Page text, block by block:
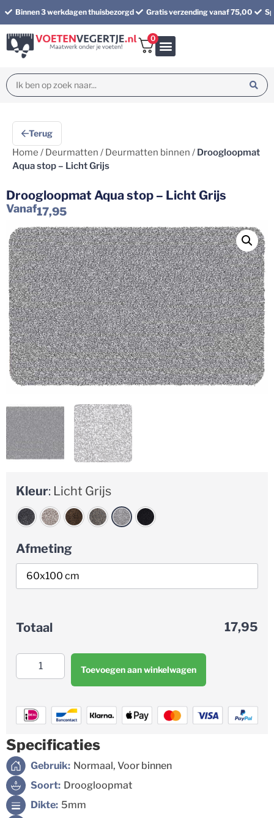
Binnen 3 werkdagen thuisbezorgd Gratis verzending vanaf 75,00
0
Terug
Home / Deurmatten / Deurmatten binnen / Droogloopmat
Aqua stop – Licht Grijs
Droogloopmat Aqua stop – Licht Grijs
Vanaf17,95
Kleur: Licht Grijs
Afmeting
Totaal 17,95
Toevoegen aan winkelwagen
Specificaties
Gebruik: Normaal, Voor binnen
Soort: Droogloopmat
Dikte: 5mm